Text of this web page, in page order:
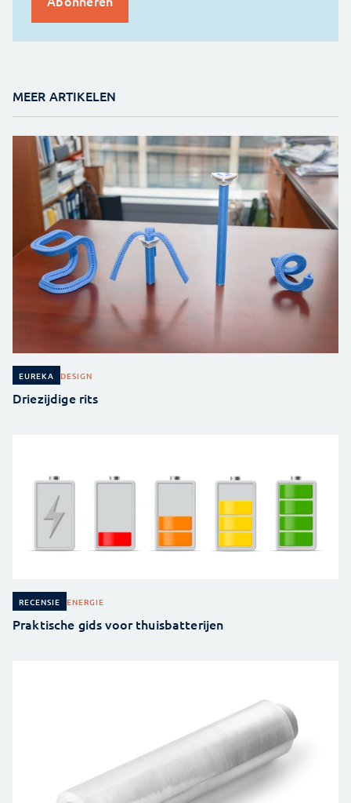
MEER ARTIKELEN
EUREKA DESIGN
Driezijdige rits
RECENSIE ENERGIE
Praktische gids voor thuisbatterijen